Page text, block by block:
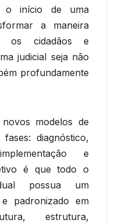
o início de uma
a maneira
os cidadãos e
judicial seja não
profundamente
modelos de
diagnóstico,
e
é que todo o
possua um
padronizado em
estrutura,